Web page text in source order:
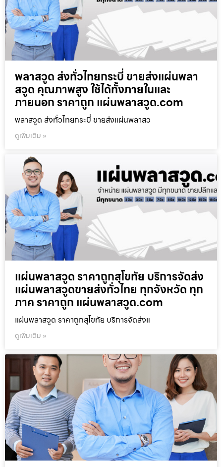
พลาสวูด ส่งทั่วไทยกระบี่ ขายส่งแผ่นพลา
สวูด คุณภาพสูง ใช้ได้ทั้งภายในและ
ภายนอก ราคาถูก แผ่นพลาสวูด.com
พลาสวูด ส่งทั่วไทยกระบี่ ขายส่งแผ่นพลาสว
ดูเพิ่มเติม »
แผ่นพลาสวูด ราคาถูกสุโขทัย บริการจัดส่ง
แผ่นพลาสวูดขายส่งทั่วไทย ทุกจังหวัด ทุก
ภาค ราคาถูก แผ่นพลาสวูด.com
แผ่นพลาสวูด ราคาถูกสุโขทัย บริการจัดส่งแ
ดูเพิ่มเติม »